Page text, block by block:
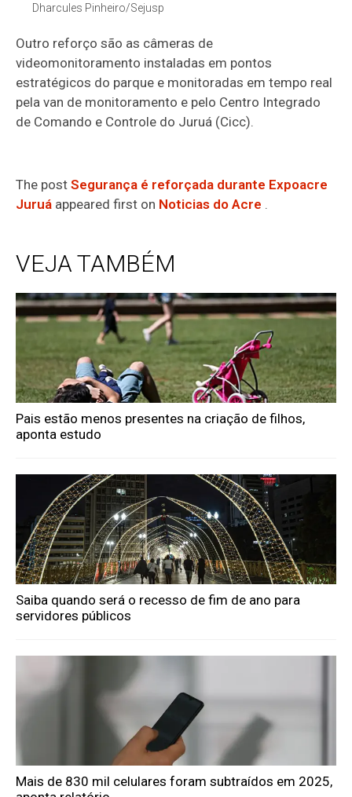
Dharcules Pinheiro/Sejusp
Outro reforço são as câmeras de
videomonitoramento instaladas em pontos
estratégicos do parque e monitoradas em tempo real
pela van de monitoramento e pelo Centro Integrado
de Comando e Controle do Juruá (Cicc).
The postSegurança é reforçada durante Expoacre
Juruá appeared first on Noticias do Acre .
VEJA TAMBÉM
Pais estão menos presentes na criação de filhos,
aponta estudo
Saiba quando será o recesso de fim de ano para
servidores públicos
Mais de 830 mil celulares foram subtraídos em 2025,